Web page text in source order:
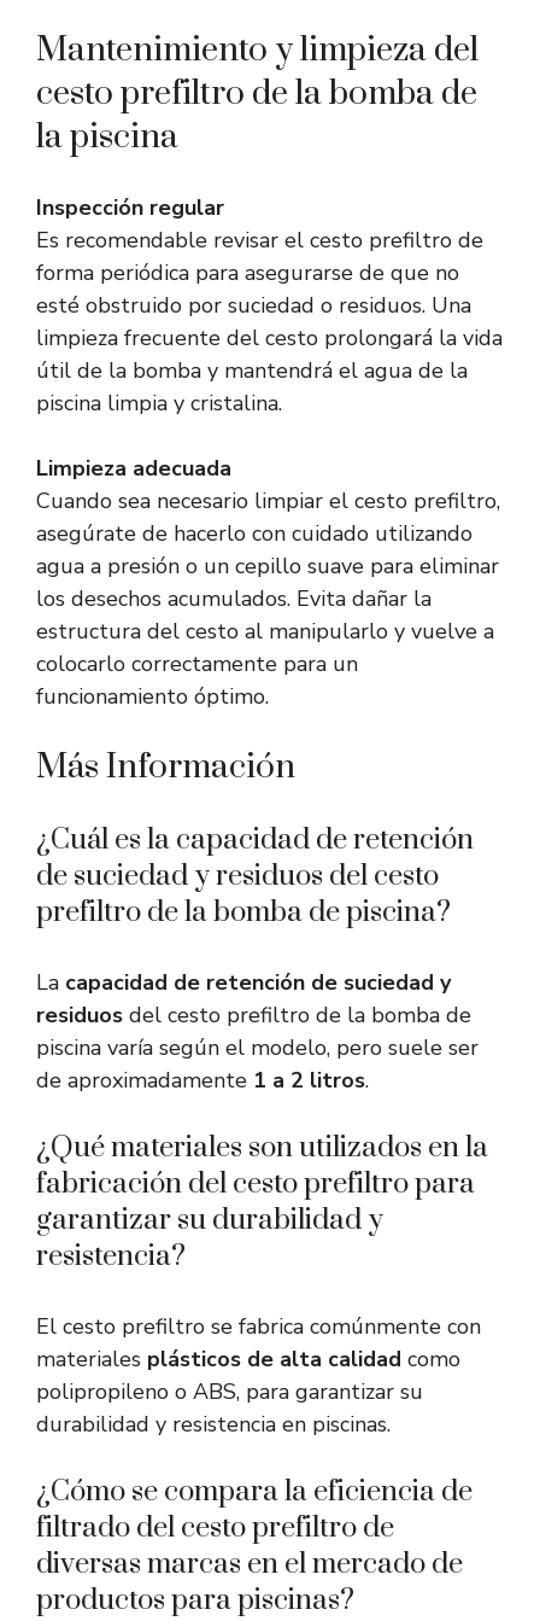
Mantenimiento y limpieza del
cesto prefiltro de la bomba de
la piscina
Inspección regular
Es recomendable revisar el cesto prefiltro de
forma periódica para asegurarse de que no
esté obstruido por suciedad o residuos. Una
limpieza frecuente del cesto prolongará la vida
útil de la bomba y mantendrá el agua de la
piscina limpia y cristalina.
Limpieza adecuada
Cuando sea necesario limpiar el cesto prefiltro,
asegúrate de hacerlo con cuidado utilizando
agua a presión o un cepillo suave para eliminar
los desechos acumulados. Evita dañar la
estructura del cesto al manipularlo y vuelve a
colocarlo correctamente para un
funcionamiento óptimo.
Más Información
¿Cuál es la capacidad de retención
de suciedad y residuos del cesto
prefiltro de la bomba de piscina?
La capacidad de retención de suciedad y
residuos del cesto prefiltro de la bomba de
piscina varía según el modelo, pero suele ser
de aproximadamente 1 a 2 litros.
¿Qué materiales son utilizados en la
fabricación del cesto prefiltro para
garantizar su durabilidad y
resistencia?
El cesto prefiltro se fabrica comúnmente con
materiales plásticos de alta calidad como
polipropileno o ABS, para garantizar su
durabilidad y resistencia en piscinas.
¿Cómo se compara la eficiencia de
filtrado del cesto prefiltro de
diversas marcas en el mercado de
productos para piscinas?